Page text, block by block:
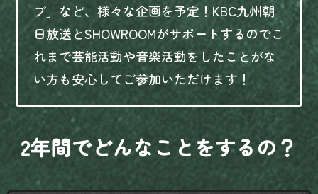
ブ」など、様々な企画を予定！KBC九州朝
日放送とSHOWROOMがサポートするのでこ
れまで芸能活動や音楽活動をしたことがな
い方も安心してご参加いただけます！
2年間でどんなことをするの？